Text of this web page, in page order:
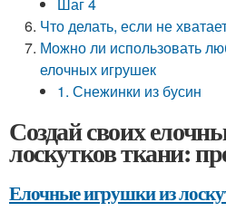
Что делать, если не
Можно ли использовать
елочных игрушек
1. Снежинки из бусин
Создай своих
лоскутков ткани:
Елочные игрушки из